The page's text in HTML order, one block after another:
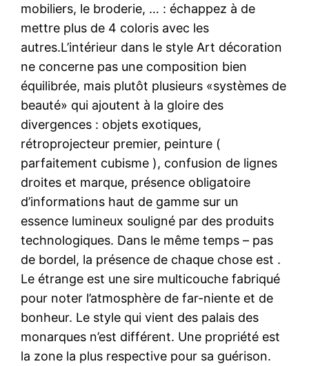
mobiliers, le broderie, … : échappez à de
mettre plus de 4 coloris avec les
autres.L’intérieur dans le style Art décoration
ne concerne pas une composition bien
équilibrée, mais plutôt plusieurs «systèmes de
beauté» qui ajoutent à la gloire des
divergences : objets exotiques,
rétroprojecteur premier, peinture (
parfaitement cubisme ), confusion de lignes
droites et marque, présence obligatoire
d’informations haut de gamme sur un
essence lumineux souligné par des produits
technologiques. Dans le même temps – pas
de bordel, la présence de chaque chose est .
Le étrange est une sire multicouche fabriqué
pour noter l’atmosphère de far-niente et de
bonheur. Le style qui vient des palais des
monarques n’est différent. Une propriété est
la zone la plus respective pour sa guérison.